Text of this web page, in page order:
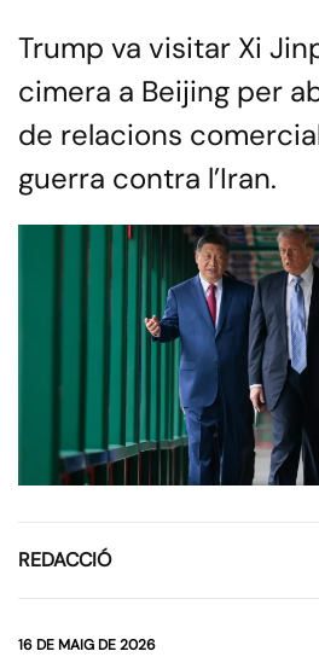
Trump va visitar Xi
cimera a Beijing per
de relacions
guerra contra l’Iran.
REDACCIÓ
16 DE MAIG DE 2026